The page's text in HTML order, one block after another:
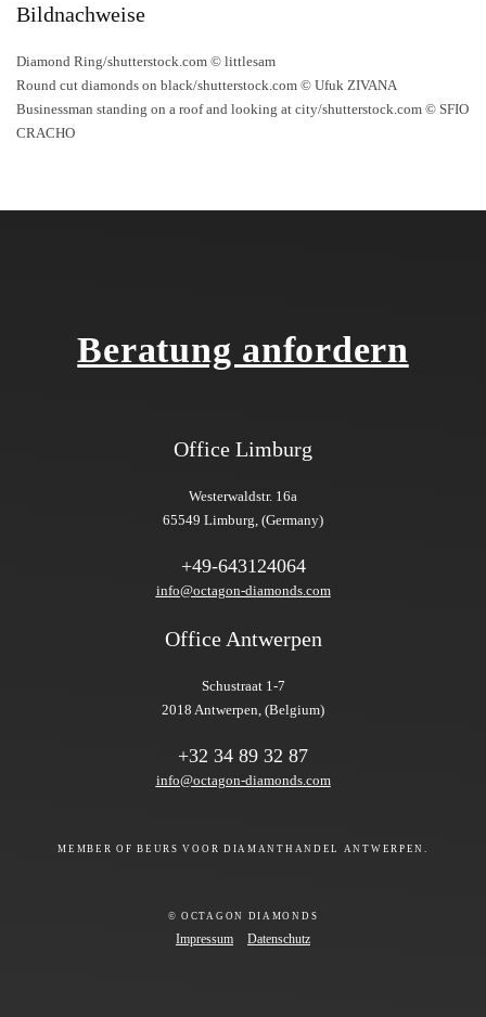
Bildnachweise
Diamond Ring/shutterstock.com © littlesam
Round cut diamonds on black/shutterstock.com © Ufuk ZIVANA
Businessman standing on a roof and looking at city/shutterstock.com © SFIO
CRACHO
Beratung anfordern
Office Limburg
Westerwaldstr. 16a
65549 Limburg, (Germany)
+49-643124064
info@octagon-diamonds.com
Office Antwerpen
Schustraat 1-7
2018 Antwerpen, (Belgium)
+32 34 89 32 87
info@octagon-diamonds.com
MEMBER OF BEURS VOOR DIAMANTHANDEL ANTWERPEN.
© OCTAGON DIAMONDS
Impressum Datenschutz